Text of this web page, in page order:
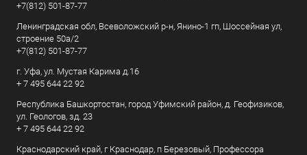
+7(812) 501-87-77
Ленинградская обл, Всеволожский р-н, Янино-1 гп, Шоссейная ул,
строение 50а/2
+7(812) 501-87-77
г. Уфа, ул. Мустая Карима д.16
+ 7 495 644 22 92
Республика Башкортостан, город Уфимский район, д. Геофизиков,
ул. Геологов, зд. 23
+ 7 495 644 22 92
Краснодарский край, г Краснодар, п Березовый, Профессора